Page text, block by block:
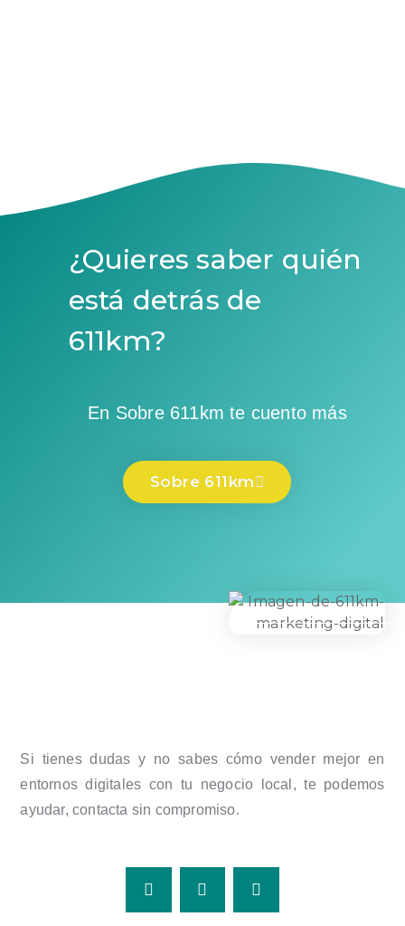
¿Quieres saber quién
está detrás de
611km?
En Sobre 611km te cuento más
Sobre 611km
Si tienes dudas y no sabes cómo vender mejor en
entornos digitales con tu negocio local, te podemos
ayudar, contacta sin compromiso.